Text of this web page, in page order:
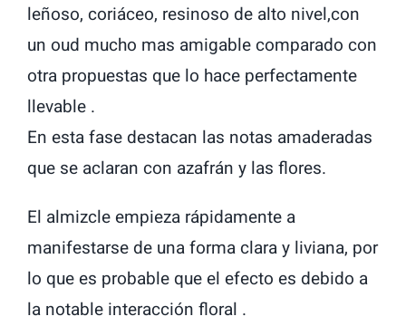
leñoso, coriáceo, resinoso de alto nivel,con
un oud mucho mas amigable comparado con
otra propuestas que lo hace perfectamente
llevable .
En esta fase destacan las notas amaderadas
que se aclaran con azafrán y las flores.
El almizcle empieza rápidamente a
manifestarse de una forma clara y liviana, por
lo que es probable que el efecto es debido a
la notable interacción floral .